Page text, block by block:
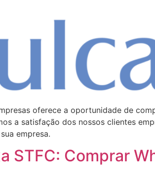
oferece a oportunidade de
a satisfação dos nossos clientes
empresa.
STFC: Comprar